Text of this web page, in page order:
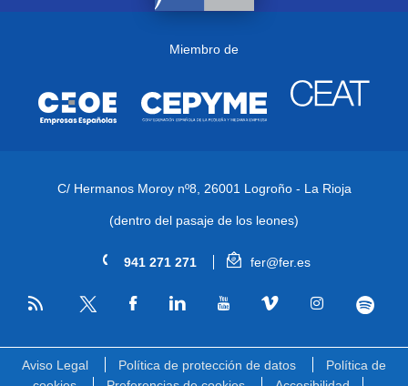
Miembro de
C/ Hermanos Moroy nº8, 26001 Logroño - La Rioja
(dentro del pasaje de los leones)
941 271 271 fer@fer.es
RSS
Aviso Legal Política de protección de datos
Política de